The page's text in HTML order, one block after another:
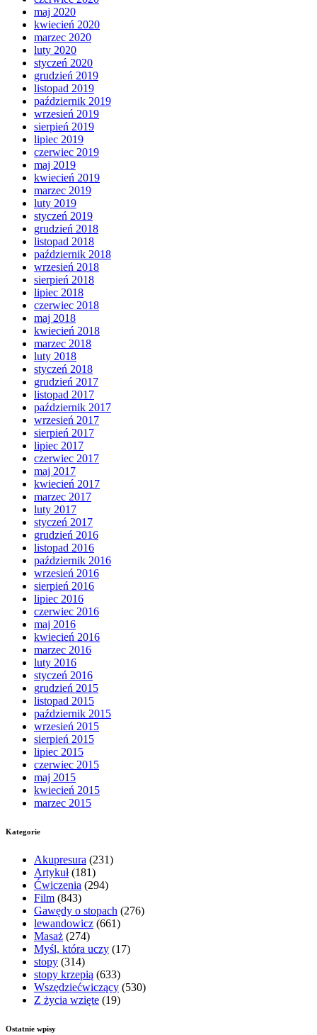
maj 2020
kwiecień 2020
marzec 2020
luty 2020
styczeń 2020
grudzień 2019
listopad 2019
październik 2019
wrzesień 2019
sierpień 2019
lipiec 2019
czerwiec 2019
maj 2019
kwiecień 2019
marzec 2019
luty 2019
styczeń 2019
grudzień 2018
listopad 2018
październik 2018
wrzesień 2018
sierpień 2018
lipiec 2018
czerwiec 2018
maj 2018
kwiecień 2018
marzec 2018
luty 2018
styczeń 2018
grudzień 2017
listopad 2017
październik 2017
wrzesień 2017
sierpień 2017
lipiec 2017
czerwiec 2017
maj 2017
kwiecień 2017
marzec 2017
luty 2017
styczeń 2017
grudzień 2016
listopad 2016
październik 2016
wrzesień 2016
sierpień 2016
lipiec 2016
czerwiec 2016
maj 2016
kwiecień 2016
marzec 2016
luty 2016
styczeń 2016
grudzień 2015
listopad 2015
październik 2015
wrzesień 2015
sierpień 2015
lipiec 2015
czerwiec 2015
maj 2015
kwiecień 2015
marzec 2015
Kategorie
Akupresura (231)
Artykuł(181)
Ćwiczenia (294)
Film (843)
Gawędy o stopach (276)
lewandowicz (661)
Masaż (274)
Myśl, która uczy (17)
stopy (314)
stopy krzepią (633)
Wszędziećwiczący (530)
Z życia wzięte (19)
Ostatnie wpisy